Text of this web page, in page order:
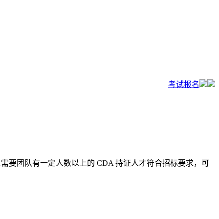
考试报名
要团队有一定人数以上的 CDA 持证人才符合招标要求，可